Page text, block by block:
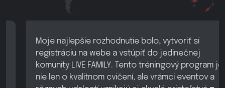
Moje najlepšie rozhodnutie bolo, vytvoriť si
registráciu na webe a vstúpiť do jedinečnej
komunity LIVE FAMILY. Tento tréningový program je
nie len o kvalitnom cvičení, ale vrámci eventov a